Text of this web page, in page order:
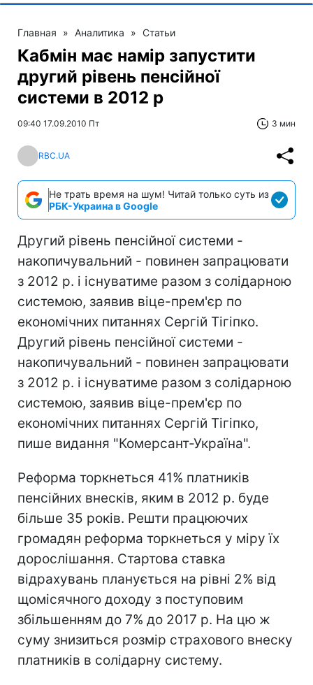
Главная » Аналитика » Статьи
Кабмін має намір запустити
другий рівень пенсійної
системи в 2012 р
09:40 17.09.2010 Пт 3 мин
RBC.UA
Не трать время на шум! Читай только суть из
РБК-Украина в Google
Другий рівень пенсійної системи -
накопичувальний - повинен запрацювати
з 2012 р. і існуватиме разом з солідарною
системою, заявив віце-прем'єр по
економічних питаннях Сергій Тігіпко.
Другий рівень пенсійної системи -
накопичувальний - повинен запрацювати
з 2012 р. і існуватиме разом з солідарною
системою, заявив віце-прем'єр по
економічних питаннях Сергій Тігіпко,
пише видання "Комерсант-Україна".
Реформа торкнеться 41% платників
пенсійних внесків, яким в 2012 р. буде
більше 35 років. Решти працюючих
громадян реформа торкнеться у міру їх
дорослішання. Стартова ставка
відрахувань планується на рівні 2% від
щомісячного доходу з поступовим
збільшенням до 7% до 2017 р. На цю ж
суму знизиться розмір страхового внеску
платників в солідарну систему.